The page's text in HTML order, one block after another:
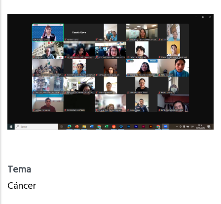
Tema
Cáncer